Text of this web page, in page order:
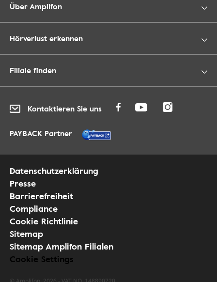
Über Amplifon
Hörverlust erkennen
Filiale finden
Kontaktieren Sie uns
PAYBACK Partner
Datenschutzerklärung
Presse
Barrierefreiheit
Compliance
Cookie Richtlinie
Sitemap
Sitemap Amplifon Filialen
Cookie Settings